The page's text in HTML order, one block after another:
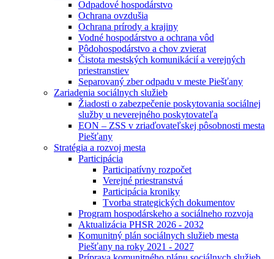
Odpadové hospodárstvo
Ochrana ovzdušia
Ochrana prírody a krajiny
Vodné hospodárstvo a ochrana vôd
Pôdohospodárstvo a chov zvierat
Čistota mestských komunikácií a verejných
priestranstiev
Separovaný zber odpadu v meste Piešťany
Zariadenia sociálnych služieb
Žiadosti o zabezpečenie poskytovania sociálnej
služby u neverejného poskytovateľa
EON – ZSS v zriaďovateľskej pôsobnosti mesta
Piešťany
Stratégia a rozvoj mesta
Participácia
Participatívny rozpočet
Verejné priestranstvá
Participácia kroniky
Tvorba strategických dokumentov
Program hospodárskeho a sociálneho rozvoja
Aktualizácia PHSR 2026 - 2032
Komunitný plán sociálnych služieb mesta
Piešťany na roky 2021 - 2027